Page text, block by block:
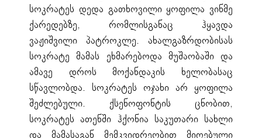
სოკრატეს დედა გათხოვილი ყოფილა ვინმე
ქარედებზე, რომლისგანაც ჰყავდა
ვაჟიშვილი პატროკლე. ახალგაზრდობისას
სოკრატე მამას ეხმარებოდა მუშაობაში და
ამავე დროს მოქანდაკის ხელობასაც
სწავლობდა. სოკრატეს ოჯახი არ ყოფილა
შეძლებული. ქსენოფონტის ცნობით,
სოკრატეს ათენში ჰქონია საკუთარი სახლი
და მამასაგან მემკვიდრეობით მიღებული